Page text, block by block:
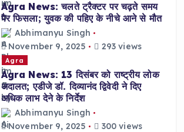
Agra News: चलते ट्रैक्टर पर चढ़ते समय
पैर फिसला; युवक की पहिए के नीचे आने से मौत
Abhimanyu Singh
November 9, 2025
293 views
Agra
Agra News: 13 दिसंबर को राष्ट्रीय लोक
अदालत; एडीजे डॉ. दिव्यानंद द्विवेदी ने दिए
अधिक लाभ देने के निर्देश
Abhimanyu Singh
November 9, 2025
300 views